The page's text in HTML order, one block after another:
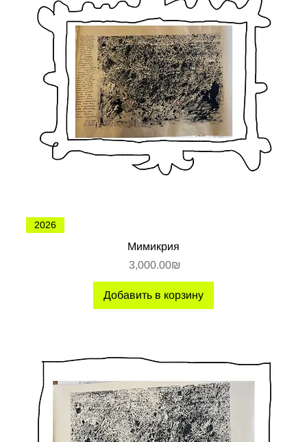
2026
Мимикрия
Цена
‏3,000.00 ‏₪
Добавить в корзину